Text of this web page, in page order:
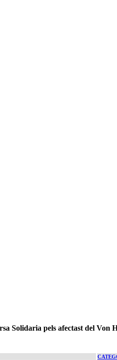
Solidaria pels afectast del Von